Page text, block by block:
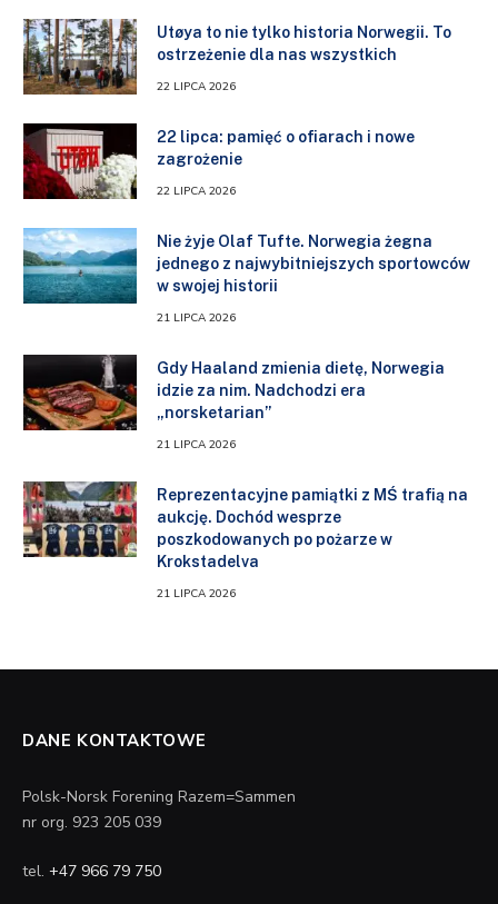
Utøya to nie tylko historia Norwegii. To
ostrzeżenie dla nas wszystkich
22 LIPCA 2026
22 lipca: pamięć o ofiarach i nowe
zagrożenie
22 LIPCA 2026
Nie żyje Olaf Tufte. Norwegia żegna
jednego z najwybitniejszych sportowców
w swojej historii
21 LIPCA 2026
Gdy Haaland zmienia dietę, Norwegia
idzie za nim. Nadchodzi era
„norsketarian”
21 LIPCA 2026
Reprezentacyjne pamiątki z MŚ trafią na
aukcję. Dochód wesprze
poszkodowanych po pożarze w
Krokstadelva
21 LIPCA 2026
DANE KONTAKTOWE
Polsk-Norsk Forening Razem=Sammen
nr org. 923 205 039
tel. +47 966 79 750